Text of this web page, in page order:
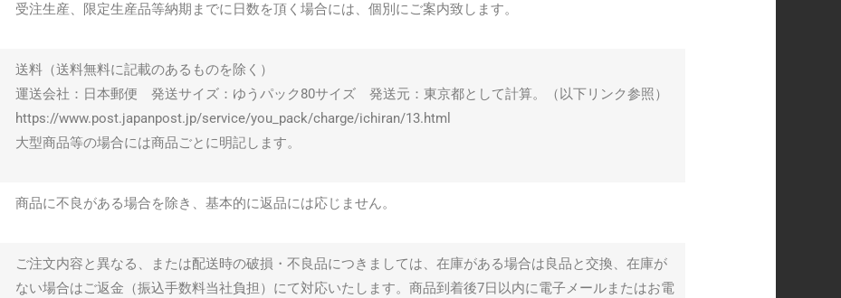
受注生産、限定生産品等納期までに日数を頂く場合には、個別にご案内致します。
送料（送料無料に記載のあるものを除く）
運送会社：日本郵便 発送サイズ：ゆうパック80サイズ 発送元：東京都として計算。（以下リンク参照）
https://www.post.japanpost.jp/service/you_pack/charge/ichiran/13.html
大型商品等の場合には商品ごとに明記します。
商品に不良がある場合を除き、基本的に返品には応じません。
ご注文内容と異なる、または配送時の破損・不良品につきましては、在庫がある場合は良品と交換、在庫が
ない場合はご返金（振込手数料当社負担）にて対応いたします。商品到着後7日以内に電子メールまたはお電